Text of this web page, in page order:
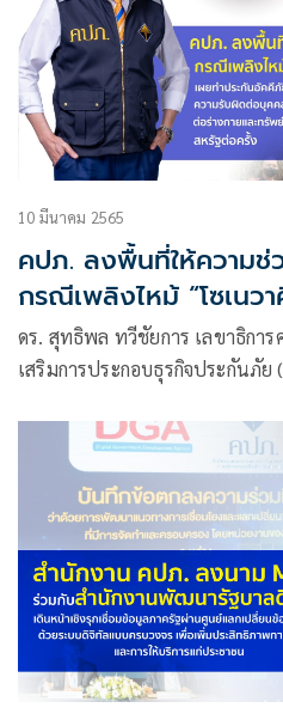
10 มีนาคม 2565
คปภ. ลงพื้นที่ให้ความช่
กรณีเพลิงไหม้ “โซเนว
ตราด
ดร. สุทธิพล ทวีชัยการ เลขาธิการ
เสริมการประกอบธุรกิจประกันภัย